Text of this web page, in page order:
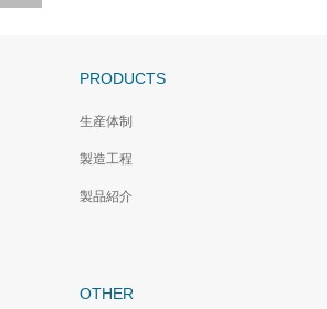
PRODUCTS
生産体制
製造工程
製品紹介
OTHER